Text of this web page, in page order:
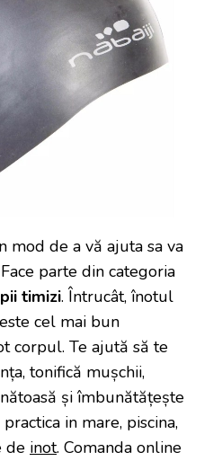
mod de a vă ajuta sa va
parte din categoria
timizi. Întrucât, înotul
cel mai bun
corpul. Te ajută să te
tonifică mușchii,
și îmbunătățește
in mare, piscina,
de inot. Comanda online